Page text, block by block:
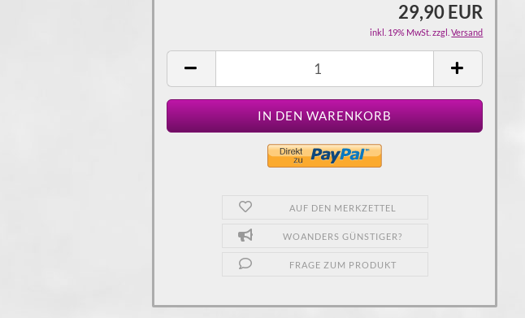
29,90 EUR
inkl. 19% MwSt. zzgl.Versand
AUF DEN MERKZETTEL
WOANDERS GÜNSTIGER?
FRAGE ZUM PRODUKT